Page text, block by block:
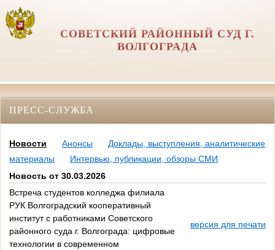
СОВЕТСКИЙ РАЙОННЫЙ СУД Г.
ВОЛГОГРАДА
ПРЕСС-СЛУЖБА
Новости Анонсы
Доклады, выступления, аналитические
материалы
Интервью, публикации, обзоры СМИ
Новость от 30.03.2026
Встреча студентов колледжа филиала
РУК Волгоградский кооперативный
институт с работниками Советского
районного суда г. Волгограда: цифровые
технологии в современном
версия для печати